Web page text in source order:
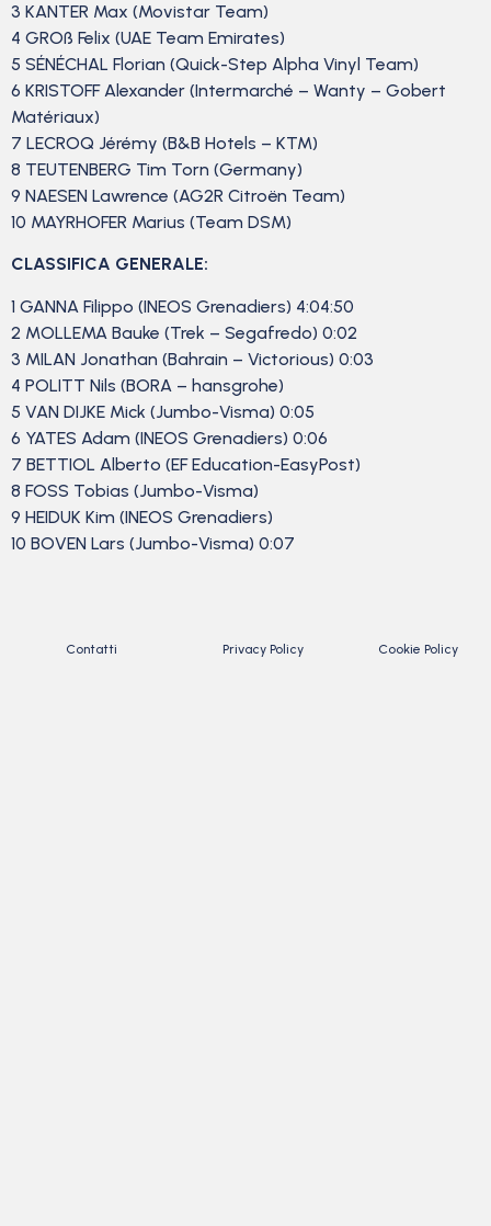
3 KANTER Max (Movistar Team)
4 GROß Felix (UAE Team Emirates)
5 SÉNÉCHAL Florian (Quick-Step Alpha Vinyl Team)
6 KRISTOFF Alexander (Intermarché – Wanty – Gobert
Matériaux)
7 LECROQ Jérémy (B&B Hotels – KTM)
8 TEUTENBERG Tim Torn (Germany)
9 NAESEN Lawrence (AG2R Citroën Team)
10 MAYRHOFER Marius (Team DSM)
CLASSIFICA GENERALE:
1 GANNA Filippo (INEOS Grenadiers) 4:04:50
2 MOLLEMA Bauke (Trek – Segafredo) 0:02
3 MILAN Jonathan (Bahrain – Victorious) 0:03
4 POLITT Nils (BORA – hansgrohe)
5 VAN DIJKE Mick (Jumbo-Visma) 0:05
6 YATES Adam (INEOS Grenadiers) 0:06
7 BETTIOL Alberto (EF Education-EasyPost)
8 FOSS Tobias (Jumbo-Visma)
9 HEIDUK Kim (INEOS Grenadiers)
10 BOVEN Lars (Jumbo-Visma) 0:07
Contatti Privacy Policy Cookie Policy